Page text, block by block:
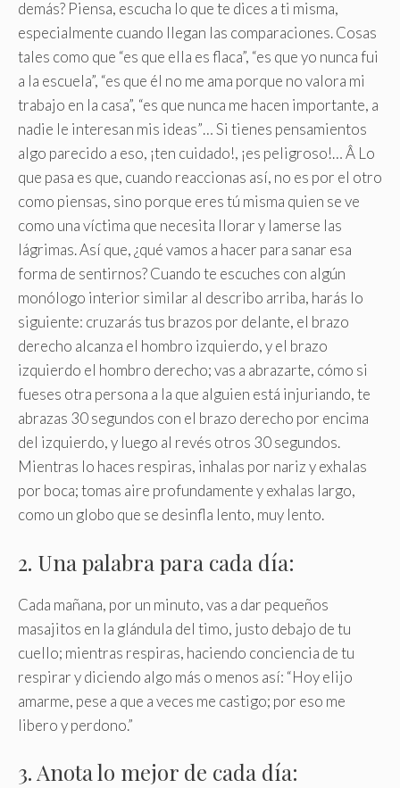
demás? Piensa, escucha lo que te dices a ti misma,
especialmente cuando llegan las comparaciones. Cosas
tales como que “es que ella es flaca”, “es que yo nunca fui
a la escuela”, “es que él no me ama porque no valora mi
trabajo en la casa”, “es que nunca me hacen importante, a
nadie le interesan mis ideas”… Si tienes pensamientos
algo parecido a eso, ¡ten cuidado!, ¡es peligroso!… Â Lo
que pasa es que, cuando reaccionas así, no es por el otro
como piensas, sino porque eres tú misma quien se ve
como una víctima que necesita llorar y lamerse las
lágrimas. Así que, ¿qué vamos a hacer para sanar esa
forma de sentirnos? Cuando te escuches con algún
monólogo interior similar al describo arriba, harás lo
siguiente: cruzarás tus brazos por delante, el brazo
derecho alcanza el hombro izquierdo, y el brazo
izquierdo el hombro derecho; vas a abrazarte, cómo si
fueses otra persona a la que alguien está injuriando, te
abrazas 30 segundos con el brazo derecho por encima
del izquierdo, y luego al revés otros 30 segundos.
Mientras lo haces respiras, inhalas por nariz y exhalas
por boca; tomas aire profundamente y exhalas largo,
como un globo que se desinfla lento, muy lento.
2. Una palabra para cada día:
Cada mañana, por un minuto, vas a dar pequeños
masajitos en la glándula del timo, justo debajo de tu
cuello; mientras respiras, haciendo conciencia de tu
respirar y diciendo algo más o menos así: “Hoy elijo
amarme, pese a que a veces me castigo; por eso me
libero y perdono.”
3. Anota lo mejor de cada día: